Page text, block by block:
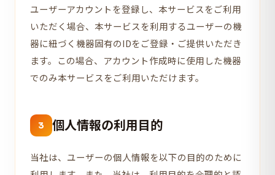
ユーザーアカウントを登録し、本サービスをご利用
いただく場合、本サービスを利用するユーザーの機
器に紐づく機器固有のIDをご登録・ご提供いただき
ます。この場合、アカウント作成時に使用した機器
でのみ本サービスをご利用いただけます。
3 個人情報の利用目的
当社は、ユーザーの個人情報を以下の目的のために